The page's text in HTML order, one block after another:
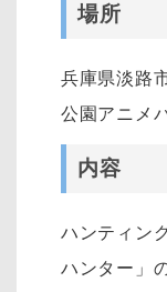
場所
兵庫県淡路
公園アニメ
内容
ハンティン
ハンター」